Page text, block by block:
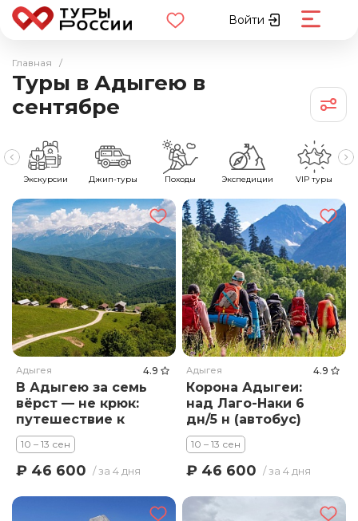
Войти
Главная /
Туры в Адыгею в
сентябре
Экскурсии Джип-туры Походы Экспедиции VIP туры
Адыгея 4.9
В Адыгею за семь
вёрст — не крюк:
путешествие к
сердцу Кавказа» 6
дн/5 н (автобус)
10 – 13 сен
₽ 46 600 / за 4 дня
Адыгея 4.9
Корона Адыгеи:
над Лаго-Наки 6
дн/5 н (автобус)
10 – 13 сен
₽ 46 600 / за 4 дня